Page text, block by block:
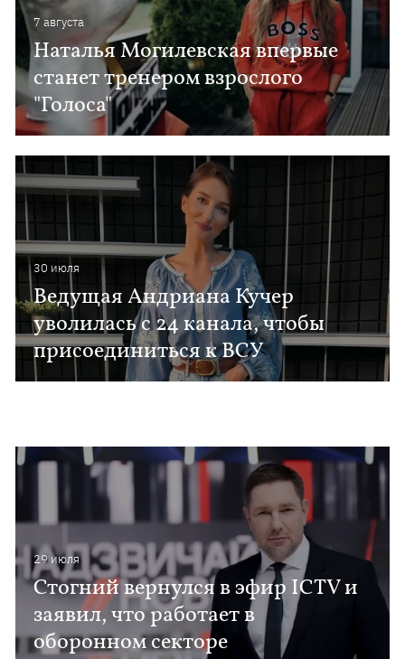
7 августа
Наталья Могилевская впервые
станет тренером взрослого
"Голоса"
30 июля
Ведущая Андриана Кучер
уволилась с 24 канала, чтобы
присоединиться к ВСУ
29 июля
Стогний вернулся в эфир ICTV и
заявил, что работает в
оборонном секторе